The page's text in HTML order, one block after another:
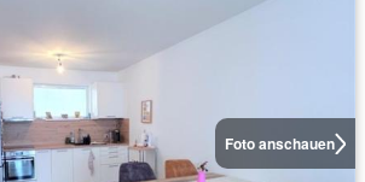
Foto anschauen